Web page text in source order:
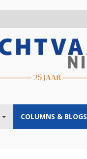
COLUMNS & BLOGS